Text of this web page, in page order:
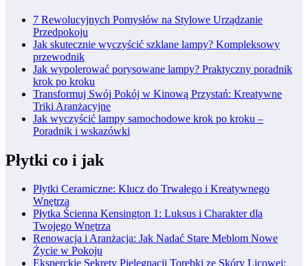
7 Rewolucyjnych Pomysłów na Stylowe Urządzanie
Przedpokoju
Jak skutecznie wyczyścić szklane lampy? Kompleksowy
przewodnik
Jak wypolerować porysowane lampy? Praktyczny poradnik
krok po kroku
Transformuj Swój Pokój w Kinową Przystań: Kreatywne
Triki Aranżacyjne
Jak wyczyścić lampy samochodowe krok po kroku –
Poradnik i wskazówki
Płytki co i jak
Płytki Ceramiczne: Klucz do Trwałego i Kreatywnego
Wnętrza
Płytka Ścienna Kensington 1: Luksus i Charakter dla
Twojego Wnętrza
Renowacja i Aranżacja: Jak Nadać Stare Meblom Nowe
Życie w Pokoju
Eksperckie Sekrety Pielęgnacji Torebki ze Skóry Licowej: